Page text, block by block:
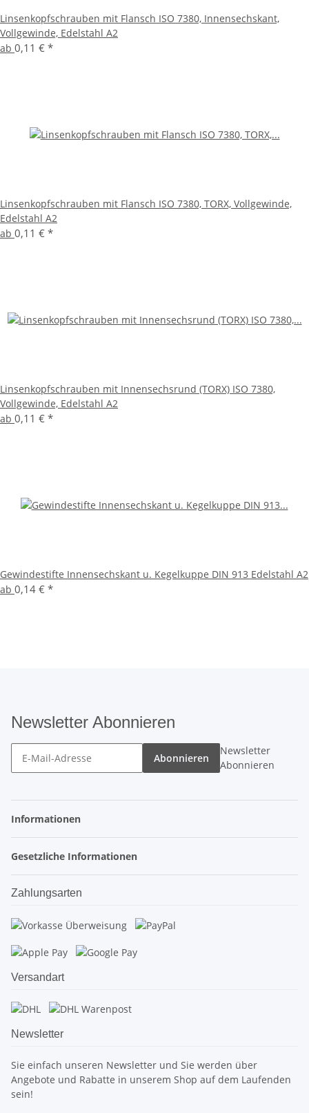
Linsenkopfschrauben mit Flansch ISO 7380, Innensechskant,
Vollgewinde, Edelstahl A2
ab 0,11 € *
Linsenkopfschrauben mit Flansch ISO 7380, TORX, Vollgewinde,
Edelstahl A2
ab 0,11 € *
Linsenkopfschrauben mit Innensechsrund (TORX) ISO 7380,
Vollgewinde, Edelstahl A2
ab 0,11 € *
Gewindestifte Innensechskant u. Kegelkuppe DIN 913 Edelstahl A2
ab 0,14 € *
Newsletter Abonnieren
Abonnieren
Newsletter
Abonnieren
Informationen
Gesetzliche Informationen
Zahlungsarten
Versandart
Newsletter
Sie einfach unseren Newsletter und Sie werden über
Angebote und Rabatte in unserem Shop auf dem Laufenden
sein!